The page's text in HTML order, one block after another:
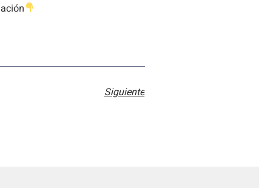
Siguiente